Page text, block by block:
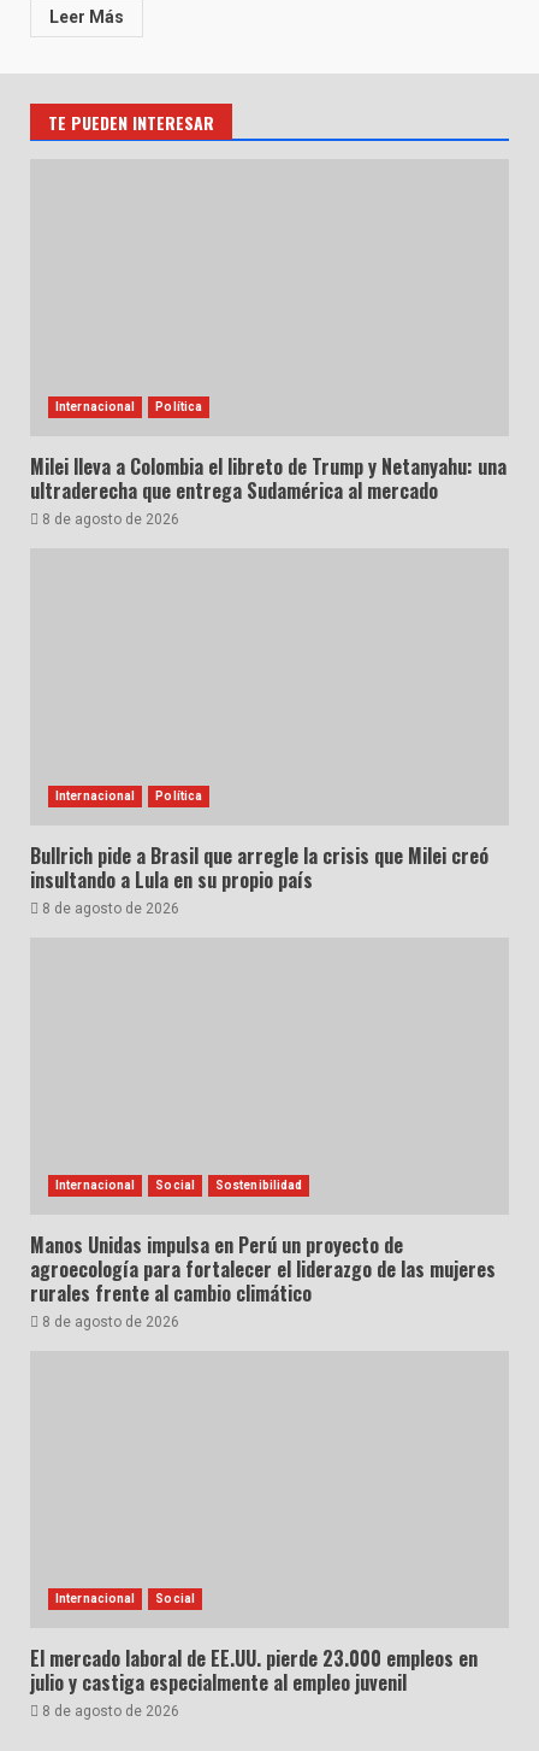
Leer Más
TE PUEDEN INTERESAR
Internacional Política
Milei lleva a Colombia el libreto de Trump y Netanyahu: una
ultraderecha que entrega Sudamérica al mercado
8 de agosto de 2026
Internacional Política
Bullrich pide a Brasil que arregle la crisis que Milei creó
insultando a Lula en su propio país
8 de agosto de 2026
Internacional Social Sostenibilidad
Manos Unidas impulsa en Perú un proyecto de
agroecología para fortalecer el liderazgo de las mujeres
rurales frente al cambio climático
8 de agosto de 2026
Internacional Social
El mercado laboral de EE.UU. pierde 23.000 empleos en
julio y castiga especialmente al empleo juvenil
8 de agosto de 2026